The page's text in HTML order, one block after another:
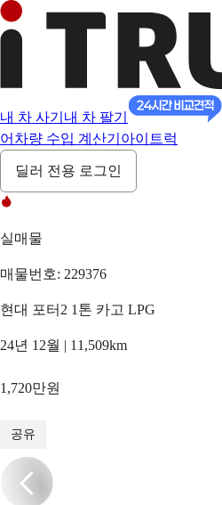
내 차 사기 내 차 팔기
어 차량 수입 계산기 아이트럭
딜러 전용 로그인
실매물
매물번호: 229376
현대 포터2 1톤 카고 LPG
24년 12월 | 11,509km
1,720만원
공유
/18